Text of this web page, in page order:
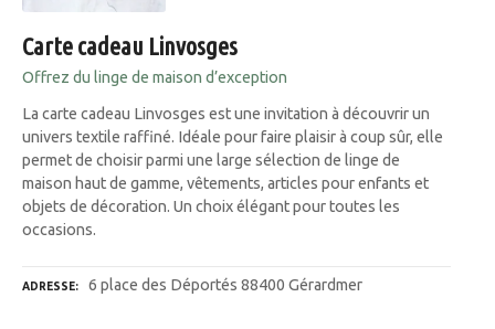
Carte cadeau Linvosges
Offrez du linge de maison d’exception
La carte cadeau Linvosges est une invitation à découvrir un
univers textile raffiné. Idéale pour faire plaisir à coup sûr, elle
permet de choisir parmi une large sélection de linge de
maison haut de gamme, vêtements, articles pour enfants et
objets de décoration. Un choix élégant pour toutes les
occasions.
ADRESSE 6 place des Déportés 88400 Gérardmer